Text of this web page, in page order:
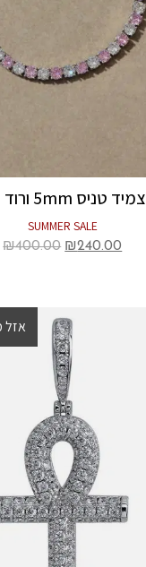
צמיד טניס 5mm ורוד לבן
SUMMER SALE
₪240.00
₪400.00
אזל